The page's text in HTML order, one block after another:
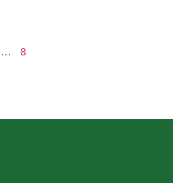
… 8